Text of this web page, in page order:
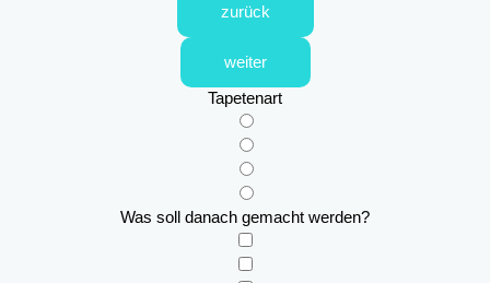
zurück
weiter
Tapetenart
Was soll danach gemacht werden?